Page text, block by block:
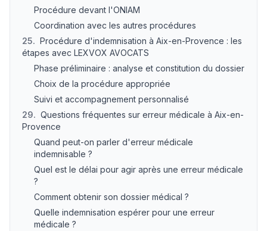
Procédure devant l'ONIAM
Coordination avec les autres procédures
25. Procédure d'indemnisation à Aix-en-Provence : les
étapes avec LEXVOX AVOCATS
Phase préliminaire : analyse et constitution du dossier
Choix de la procédure appropriée
Suivi et accompagnement personnalisé
29. Questions fréquentes sur erreur médicale à Aix-en-
Provence
Quand peut-on parler d'erreur médicale
indemnisable ?
Quel est le délai pour agir après une erreur médicale
?
Comment obtenir son dossier médical ?
Quelle indemnisation espérer pour une erreur
médicale ?